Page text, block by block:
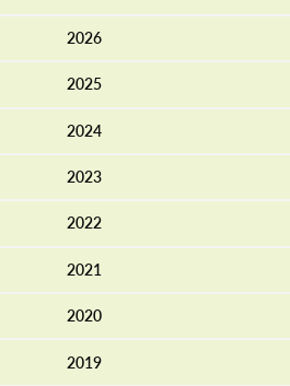
Termo de Pesquisa
2026
2025
2024
2023
2022
2021
2020
2019